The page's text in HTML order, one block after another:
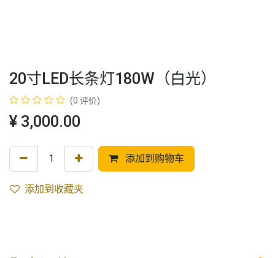
20寸LED长条灯180W（白光）
(0 评价)
¥ 3,000.00
添加到购物车
添加到收藏夹